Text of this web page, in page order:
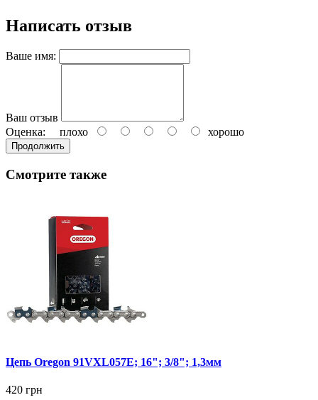
Написать отзыв
Ваше имя:
Ваш отзыв
Оценка: плохо хорошо
Продолжить
Смотрите также
Цепь Oregon 91VXL057E; 16"; 3/8"; 1,3мм
420 грн